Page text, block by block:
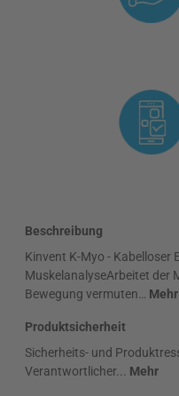
Beschreibung
Kinvent K-Myo - Kabelloser
MuskelanalyseArbeitet der
Bewegung vermuten… Mehr
Produktsicherheit
Sicherheits- und
Verantwortlicher... Mehr